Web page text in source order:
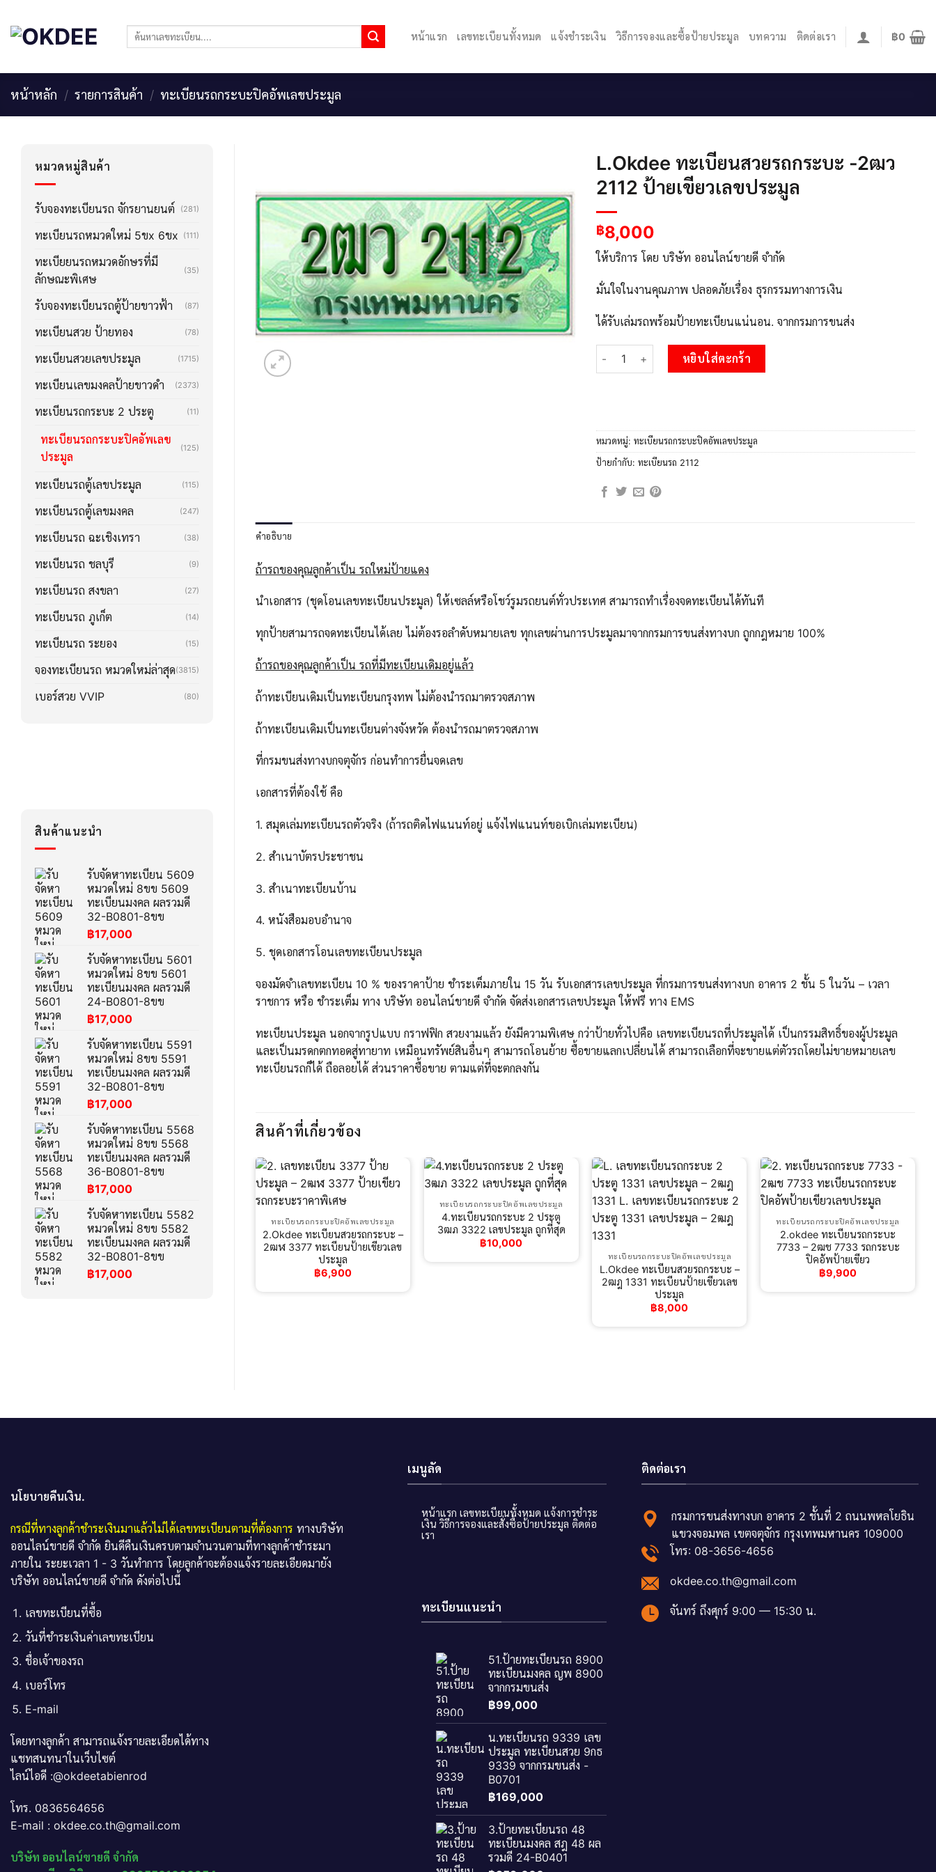
content
ค้นหา: หน้าแรก เลขทะเบียนทั้งหมด แจ้งชำระเงิน วิธีการจองและซื้อป้ายประมูล บทความ ติดต่อเรา ฿0
หน้าหลัก / รายการสินค้า / ทะเบียนรถกระบะปิคอัพเลขประมูล
หมวดหมู่สินค้า
รับจองทะเบียนรถ จักรยานยนต์ (281)
ทะเบียนรถหมวดใหม่ 5ขx 6ขx (111)
ทะเบียยนรถหมวดอักษรที่มี
ลักษณะพิเศษ
(35)
รับจองทะเบียนรถตู้ป้ายขาวฟ้า (87)
ทะเบียนสวย ป้ายทอง (78)
ทะเบียนสวยเลขประมูล (1715)
ทะเบียนเลขมงคลป้ายขาวดำ (2373)
ทะเบียนรถกระบะ 2 ประตู (11)
ทะเบียนรถกระบะปิคอัพเลข
ประมูล
(125)
ทะเบียนรถตู้เลขประมูล (115)
ทะเบียนรถตู้เลขมงคล (247)
ทะเบียนรถ ฉะเชิงเทรา (38)
ทะเบียนรถ ชลบุรี (9)
ทะเบียนรถ สงขลา (27)
ทะเบียนรถ ภูเก็ต (14)
ทะเบียนรถ ระยอง (15)
จองทะเบียนรถ หมวดใหม่ล่าสุด(3815)
เบอร์สวย VVIP (80)
สินค้าแนะนำ
รับจัดหาทะเบียน 5609
หมวดใหม่ 8ขข 5609
ทะเบียนมงคล ผลรวมดี
32-B0801-8ขข
฿17,000
รับจัดหาทะเบียน 5601
หมวดใหม่ 8ขข 5601
ทะเบียนมงคล ผลรวมดี
24-B0801-8ขข
฿17,000
รับจัดหาทะเบียน 5591
หมวดใหม่ 8ขข 5591
ทะเบียนมงคล ผลรวมดี
32-B0801-8ขข
฿17,000
รับจัดหาทะเบียน 5568
หมวดใหม่ 8ขข 5568
ทะเบียนมงคล ผลรวมดี
36-B0801-8ขข
฿17,000
รับจัดหาทะเบียน 5582
หมวดใหม่ 8ขข 5582
ทะเบียนมงคล ผลรวมดี
32-B0801-8ขข
฿17,000
L.Okdee ทะเบียนสวยรถกระบะ -2ฒว
2112 ป้ายเขียวเลขประมูล
฿8,000
ให้บริการ โดย บริษัท ออนไลน์ขายดี จำกัด
มั่นใจในงานคุณภาพ ปลอดภัยเรื่อง ธุรกรรมทางการเงิน
ได้รับเล่มรถพร้อมป้ายทะเบียนแน่นอน. จากกรมการขนส่ง
จำนวน L.Okdee ทะเบียนสวยรถกระบะ -2ฒว 2112 ป้ายเขียวเลขประมูล ชิ้น
หยิบใส่ตะกร้า
หมวดหมู่: ทะเบียนรถกระบะปิคอัพเลขประมูล
ป้ายกำกับ: ทะเบียนรถ 2112
คำอธิบาย
ถ้ารถของคุณลูกค้าเป็น รถใหม่ป้ายแดง
นำเอกสาร (ชุดโอนเลขทะเบียนประมูล) ให้เซลล์หรือโชว์รูมรถยนต์ทั่วประเทศ สามารถทำเรื่องจดทะเบียนได้ทันที
ทุกป้ายสามารถจดทะเบียนได้เลย ไม่ต้องรอลำดับหมายเลข ทุกเลขผ่านการประมูลมาจากกรมการขนส่งทางบก ถูกกฎหมาย 100%
ถ้ารถของคุณลูกค้าเป็น รถที่มีทะเบียนเดิมอยู่แล้ว
ถ้าทะเบียนเดิมเป็นทะเบียนกรุงทพ ไม่ต้องนำรถมาตรวจสภาพ
ถ้าทะเบียนเดิมเป็นทะเบียนต่างจังหวัด ต้องนำรถมาตรวจสภาพ
ที่กรมขนส่งทางบกจตุจักร ก่อนทำการยื่นจดเลข
เอกสารที่ต้องใช้ คือ
1. สมุดเล่มทะเบียนรถตัวจริง (ถ้ารถติดไฟแนนท์อยู่ แจ้งไฟแนนท์ขอเบิกเล่มทะเบียน)
2. สำเนาบัตรประชาชน
3. สำเนาทะเบียนบ้าน
4. หนังสือมอบอำนาจ
5. ชุดเอกสารโอนเลขทะเบียนประมูล
จองมัดจำเลขทะเบียน 10 % ของราคาป้าย ชำระเต็มภายใน 15 วัน รับเอกสารเลขประมูล ที่กรมการขนส่งทางบก อาคาร 2 ชั้น 5 ในวัน – เวลา
ราชการ หรือ ชำระเต็ม ทาง บริษัท ออนไลน์ขายดี จำกัด จัดส่งเอกสารเลขประมูล ให้ฟรี ทาง EMS
ทะเบียนประมูล นอกจากรูปแบบ กราฟฟิก สวยงามแล้ว ยังมีความพิเศษ กว่าป้ายทั่วไปคือ เลขทะเบียนรถที่ประมูลได้ เป็นกรรมสิทธิ์ของผู้ประมูล
และเป็นมรดกตกทอดสู่ทายาท เหมือนทรัพย์สินอื่นๆ สามารถโอนย้าย ซื้อขายแลกเปลี่ยนได้ สามารถเลือกที่จะขายแต่ตัวรถโดยไม่ขายหมายเลข
ทะเบียนรถก็ได้ ถือลอยได้ ส่วนราคาซื้อขาย ตามแต่ที่จะตกลงกัน
สินค้าที่เกี่ยวข้อง
ทะเบียนรถกระบะปิคอัพเลขประมูล
2.Okdee ทะเบียนสวยรถกระบะ –
2ฒฬ 3377 ทะเบียนป้ายเขียวเลข
ประมูล
฿6,900
ทะเบียนรถกระบะปิคอัพเลขประมูล
4.ทะเบียนรถกระบะ 2 ประตู
3ฒภ 3322 เลขประมูล ถูกที่สุด
฿10,000
ทะเบียนรถกระบะปิคอัพเลขประมูล
L.Okdee ทะเบียนสวยรถกระบะ –
2ฒฎ 1331 ทะเบียนป้ายเขียวเลข
ประมูล
฿8,000
ทะเบียนรถกระบะปิคอัพเลขประมูล
2.okdee ทะเบียนรถกระบะ
7733 – 2ฒช 7733 รถกระบะ
ปิคอัพป้ายเขียว
฿9,900
นโยบายคืนเงิน.
กรณีที่ทางลูกค้าชำระเงินมาแล้วไม่ได้เลขทะเบียนตามที่ต้องการ ทางบริษัท
ออนไลน์ขายดี จำกัด ยินดีคืนเงินครบตามจำนวนตามที่ทางลูกค้าชำระมา
ภายใน ระยะเวลา 1 - 3 วันทำการ โดยลูกค้าจะต้องแจ้งรายละเอียดมายัง
บริษัท ออนไลน์ขายดี จำกัด ดังต่อไปนี้
เลขทะเบียนที่ซื้อ
วันที่ชำระเงินค่าเลขทะเบียน
ชื่อเจ้าของรถ
เบอร์โทร
E-mail
โดยทางลูกค้า สามารถแจ้งรายละเอียดได้ทาง
แชทสนทนาในเว็บไซต์
ไลน์ไอดี :@okdeetabienrod
โทร. 0836564656
E-mail : okdee.co.th@gmail.com
บริษัท ออนไลน์ขายดี จำกัด
เมนูลัด
หน้าแรก เลขทะเบียนทั้งหมด แจ้งการชำระ
เงิน วิธีการจองและสั่งซื้อป้ายประมูล ติดต่อ
เรา
ทะเบียนแนะนำ
51.ป้ายทะเบียนรถ 8900
ทะเบียนมงคล ญพ 8900
จากกรมขนส่ง
฿99,000
น.ทะเบียนรถ 9339 เลข
ประมูล ทะเบียนสวย 9กธ
9339 จากกรมขนส่ง -
B0701
฿169,000
3.ป้ายทะเบียนรถ 48
ทะเบียนมงคล สฎ 48 ผล
รวมดี 24-B0401
ติดต่อเรา
กรมการขนส่งทางบก อาคาร 2 ชั้นที่ 2 ถนนพหลโยธิน
แขวงจอมพล เขตจตุจักร กรุงเทพมหานคร 109000
โทร: 08-3656-4656
okdee.co.th@gmail.com
จันทร์ ถึงศุกร์ 9:00 — 15:30 น.